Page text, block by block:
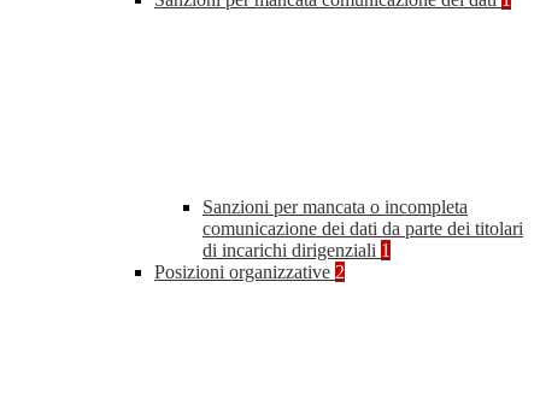
Sanzioni per mancata o incompleta
comunicazione dei dati da parte dei titolari
di incarichi dirigenziali 1
Posizioni organizzative 2